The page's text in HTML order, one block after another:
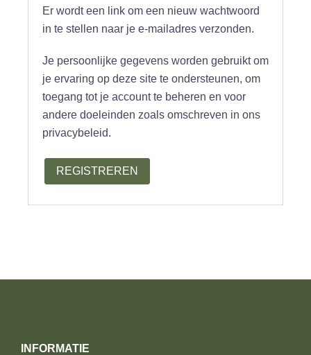
Er wordt een link om een nieuw wachtwoord
in te stellen naar je e-mailadres verzonden.
Je persoonlijke gegevens worden gebruikt om
je ervaring op deze site te ondersteunen, om
toegang tot je account te beheren en voor
andere doeleinden zoals omschreven in ons
privacybeleid.
REGISTREREN
INFORMATIE